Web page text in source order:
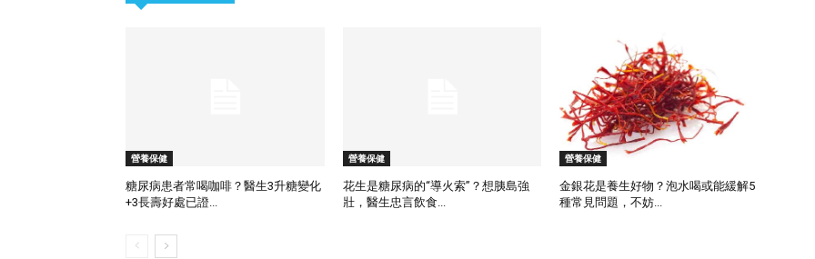
營養保健
糖尿病患者常喝咖啡？醫生3升糖變化
+3長壽好處已證...
營養保健
花生是糖尿病的“導火索”？想胰島強
壯，醫生忠言飲食...
營養保健
金銀花是養生好物？泡水喝或能緩解5
種常見問題，不妨...